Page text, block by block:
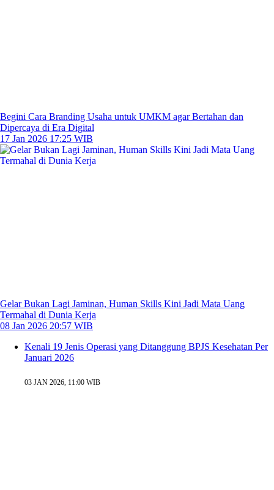
Begini Cara Branding Usaha untuk UMKM agar Bertahan dan
Dipercaya di Era Digital
17 Jan 2026 17:25 WIB
Gelar Bukan Lagi Jaminan, Human Skills Kini Jadi Mata Uang
Termahal di Dunia Kerja
08 Jan 2026 20:57 WIB
Kenali 19 Jenis Operasi yang Ditanggung BPJS Kesehatan Per
Januari 2026
03 JAN 2026, 11:00 WIB